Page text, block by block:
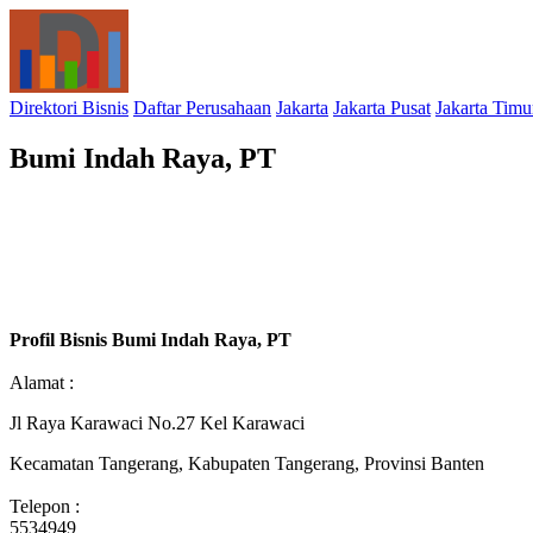
Direktori Bisnis Daftar Perusahaan Jakarta Jakarta Pusat Jakarta
Bumi Indah Raya, PT
Profil Bisnis Bumi Indah Raya, PT
Alamat :
Jl Raya Karawaci No.27 Kel Karawaci
Kecamatan Tangerang, Kabupaten Tangerang, Provinsi Banten
Telepon :
5534949